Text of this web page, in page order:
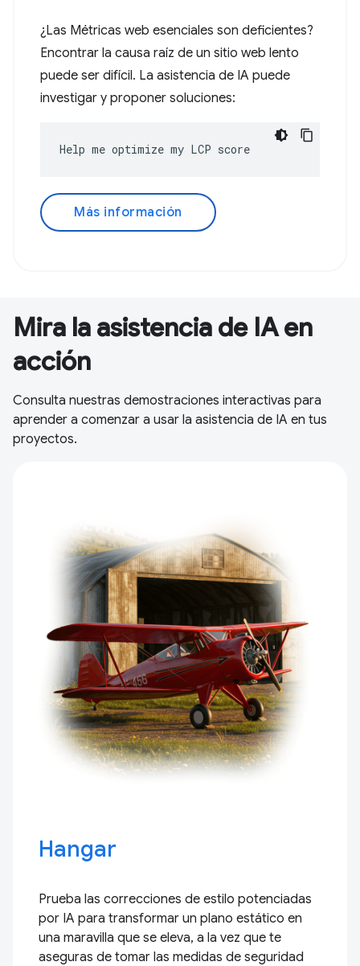
¿Las Métricas web esenciales son deficientes?
Encontrar la causa raíz de un sitio web lento
puede ser difícil. La asistencia de IA puede
investigar y proponer soluciones:
Help me optimize my LCP score
Más información
Mira la asistencia de IA en
acción
Consulta nuestras demostraciones interactivas para
aprender a comenzar a usar la asistencia de IA en tus
proyectos.
Hangar
Prueba las correcciones de estilo potenciadas
por IA para transformar un plano estático en
una maravilla que se eleva, a la vez que te
aseguras de tomar las medidas de seguridad